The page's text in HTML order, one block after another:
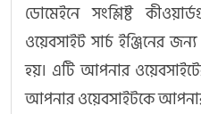
ডোমেইনে সংশ্লিষ্ট
ওয়েবসাইট সার্চ ইঞ্জিনের
হয়। এটি আপনার
আপনার ওয়েবসাইটকে